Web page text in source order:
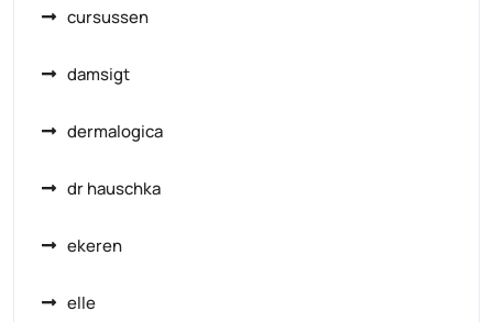
cursussen
damsigt
dermalogica
dr hauschka
ekeren
elle